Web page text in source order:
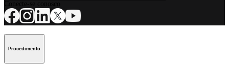
Procedimento